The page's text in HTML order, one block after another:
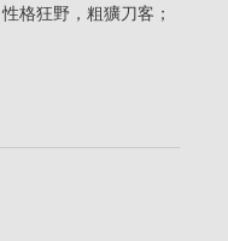
格狂野，粗獷刀客；